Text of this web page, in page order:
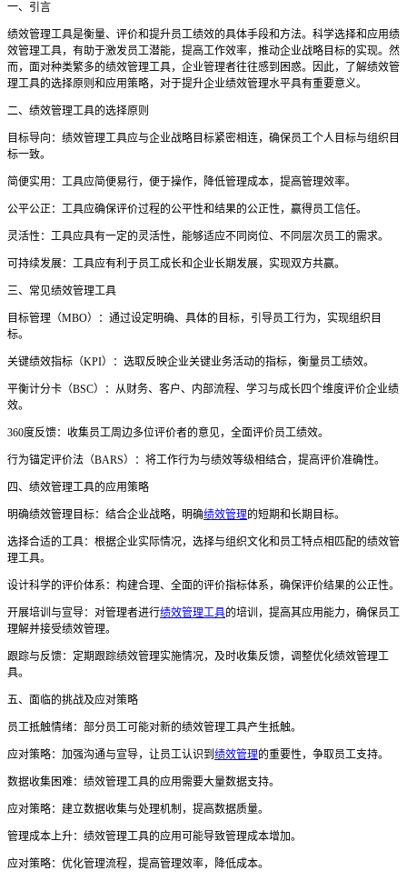
一、引言
绩效管理工具是衡量、评价和提升员工绩效的具体手段和方法。科学选择和应用绩
效管理工具，有助于激发员工潜能，提高工作效率，推动企业战略目标的实现。然
而，面对种类繁多的绩效管理工具，企业管理者往往感到困惑。因此，了解绩效管
理工具的选择原则和应用策略，对于提升企业绩效管理水平具有重要意义。
二、绩效管理工具的选择原则
目标导向：绩效管理工具应与企业战略目标紧密相连，确保员工个人目标与组织目
标一致。
简便实用：工具应简便易行，便于操作，降低管理成本，提高管理效率。
公平公正：工具应确保评价过程的公平性和结果的公正性，赢得员工信任。
灵活性：工具应具有一定的灵活性，能够适应不同岗位、不同层次员工的需求。
可持续发展：工具应有利于员工成长和企业长期发展，实现双方共赢。
三、常见绩效管理工具
目标管理（MBO）：通过设定明确、具体的目标，引导员工行为，实现组织目
标。
关键绩效指标（KPI）：选取反映企业关键业务活动的指标，衡量员工绩效。
平衡计分卡（BSC）：从财务、客户、内部流程、学习与成长四个维度评价企业绩
效。
360度反馈：收集员工周边多位评价者的意见，全面评价员工绩效。
行为锚定评价法（BARS）：将工作行为与绩效等级相结合，提高评价准确性。
四、绩效管理工具的应用策略
明确绩效管理目标：结合企业战略，明确绩效管理的短期和长期目标。
选择合适的工具：根据企业实际情况，选择与组织文化和员工特点相匹配的绩效管
理工具。
设计科学的评价体系：构建合理、全面的评价指标体系，确保评价结果的公正性。
开展培训与宣导：对管理者进行绩效管理工具的培训，提高其应用能力，确保员工
理解并接受绩效管理。
跟踪与反馈：定期跟踪绩效管理实施情况，及时收集反馈，调整优化绩效管理工
具。
五、面临的挑战及应对策略
员工抵触情绪：部分员工可能对新的绩效管理工具产生抵触。
应对策略：加强沟通与宣导，让员工认识到 绩效管理的重要性，争取员工支持。
数据收集困难：绩效管理工具的应用需要大量数据支持。
应对策略：建立数据收集与处理机制，提高数据质量。
管理成本上升：绩效管理工具的应用可能导致管理成本增加。
应对策略：优化管理流程，提高管理效率，降低成本。